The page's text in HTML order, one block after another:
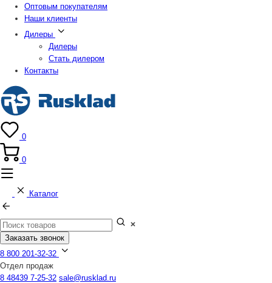
Оптовым покупателям
Наши клиенты
Дилеры
Дилеры
Стать дилером
Контакты
0
0
Каталог
Заказать звонок
8 800 201-32-32
Отдел продаж
8 48439 7-25-32 sale@rusklad.ru